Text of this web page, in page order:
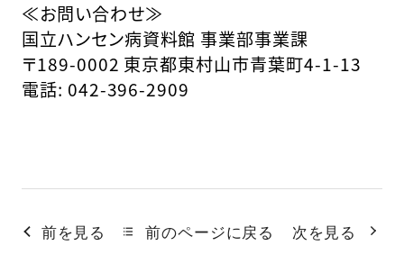
≪お問い合わせ≫
国立ハンセン病資料館 事業部事業課
〒189-0002 東京都東村山市青葉町4-1-13
電話: 042-396-2909
前を見る 前のページに戻る 次を見る